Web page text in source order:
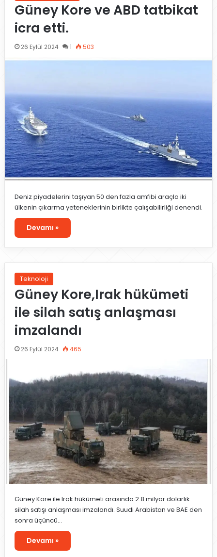
Güney Kore ve ABD tatbikat
icra etti.
26 Eylül 2024 1 503
Deniz piyadelerini taşıyan 50 den fazla amfibi araçla iki
ülkenin çıkarma yeteneklerinin birlikte çalışabilirliği denendi.
Devamı »
Teknoloji
Güney Kore,Irak hükümeti
ile silah satış anlaşması
imzalandı
26 Eylül 2024 465
Güney Kore ile Irak hükümeti arasında 2.8 milyar dolarlık
silah satışı anlaşması imzalandı. Suudi Arabistan ve BAE den
sonra üçüncü…
Devamı »